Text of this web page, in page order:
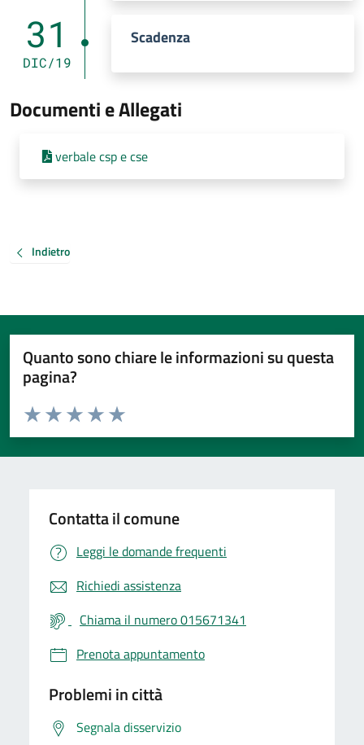
31
DIC/19
Scadenza
Documenti e Allegati
verbale csp e cse
Indietro
Quanto sono chiare le informazioni su questa
pagina?
Valuta da 1 a 5 stelle la pagina
Valuta 5 stelle su 5
Valuta 4 stelle su 5
Valuta 3 stelle su 5
Valuta 2 stelle su 5
Valuta 1 stelle su 5
Contatta il comune
Leggi le domande frequenti
Richiedi assistenza
Chiama il numero 015671341
Prenota appuntamento
Problemi in città
Segnala disservizio